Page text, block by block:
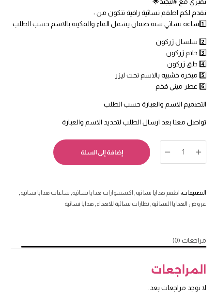
نقدم لكم اطقم نسائية راقية تتكون من :
1️⃣ساعة نسائي سنة ضمان يشمل الماء والمكينه بالاسم حسب الطلب
2️⃣ سلسال زركون
3️⃣ خاتم زركون
4️⃣ حلق زركون
5️⃣ مبخره خشبيه بالاسم نحت ليزر
6️⃣ عطر ميني فخم
التصميم الاسم والعبارة حسب الطلب
تواصل معنا بعد ارسال الطلب لتحديد الاسم والعبارة
هدية
لجميع
المناسبات
إضافة إلى السلة
التصنيفات: اطقم هدايا نسائية اكسسوارات هدايا نسائية ساعات هدايا نسائية
عروض الهدايا النسائية نظارات نسائية للاهداء هدايا نسائية
مراجعات (0)
المراجعات
لا توجد مراجعات بعد.